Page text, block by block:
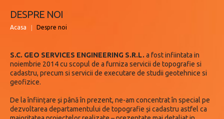
DESPRE NOI
Acasa Despre noi
S.C. GEO SERVICES ENGINEERING S.R.L. a fost infiintata in
noiembrie 2014 cu scopul de a furniza servicii de topografie si
cadastru, precum si servicii de executare de studii geotehnice si
geofizice.
De la înființare și până în prezent, ne-am concentrat în special pe
dezvoltarea departamentului de topografie și cadastru astfel ca